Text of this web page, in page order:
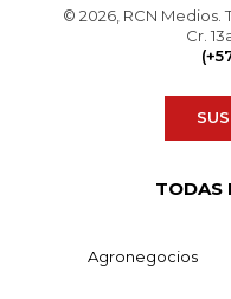
© 2026, RCN Medios.
Cr.
TODAS
Agronegocios